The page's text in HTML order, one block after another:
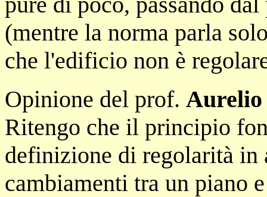
(mentre la norma parla
che l'edificio non è
Opinione del prof. Aurelio
Ritengo che il principio
definizione di regolarità in
cambiamenti tra un piano